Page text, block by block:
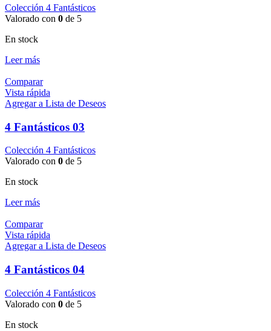
Colección 4 Fantásticos
Valorado con 0 de 5
En stock
Leer más
Comparar
Vista rápida
Agregar a Lista de Deseos
4 Fantásticos 03
Colección 4 Fantásticos
Valorado con 0 de 5
En stock
Leer más
Comparar
Vista rápida
Agregar a Lista de Deseos
4 Fantásticos 04
Colección 4 Fantásticos
Valorado con 0 de 5
En stock